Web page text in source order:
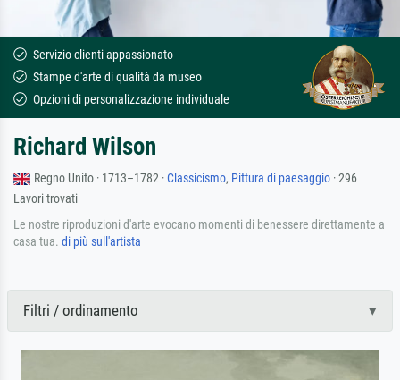
Servizio clienti appassionato
Stampe d'arte di qualità da museo
Opzioni di personalizzazione individuale
Richard Wilson
Regno Unito · 1713–1782 ·Classicismo, Pittura di paesaggio · 296
Lavori trovati
Le nostre riproduzioni d'arte evocano momenti di benessere direttamente a
casa tua. di più sull'artista
Filtri / ordinamento